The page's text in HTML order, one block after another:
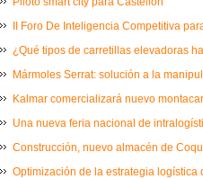
II Foro De Inteligencia Competitiva
¿Qué tipos de carretillas elevadoras
Mármoles Serrat: solución a la
Kalmar comercializará nuevo
Una nueva feria nacional de
Construcción, nuevo almacén de
Optimización de la estrategia logística